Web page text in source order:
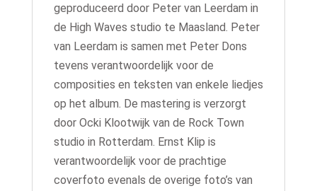
geproduceerd door Peter van Leerdam in
de High Waves studio te Maasland. Peter
van Leerdam is samen met Peter Dons
tevens verantwoordelijk voor de
composities en teksten van enkele liedjes
op het album. De mastering is verzorgt
door Ocki Klootwijk van de Rock Town
studio in Rotterdam. Ernst Klip is
verantwoordelijk voor de prachtige
coverfoto evenals de overige foto’s van